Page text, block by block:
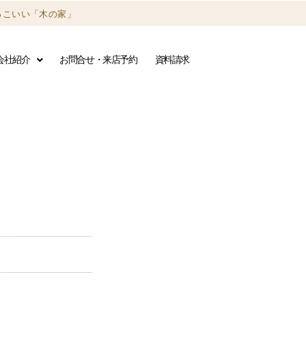
いい「木の家」
社紹介 お問合せ・来店予約 資料請求